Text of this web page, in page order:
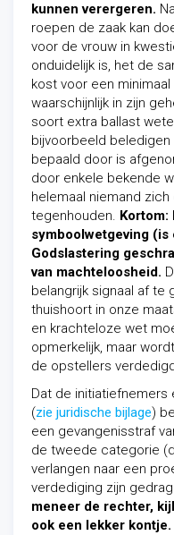
kunnen verergeren.
roepen de zaak kan
voor de vrouw in
onduidelijk is, het de
kost voor een
waarschijnlijk in zijn
soort extra ballast
bijvoorbeeld
bepaald door is
door enkele bekende
helemaal niemand
tegenhouden. Kortom:
symboolwetgeving (is
Godslastering
van machteloosheid.
belangrijk signaal af te
thuishoort in onze
en krachteloze wet
opmerkelijk, maar
de opstellers
Dat de initiatiefnemers
(zie juridische bijlage)
een gevangenisstraf
de tweede categorie
verlangen naar een
verdediging zijn
meneer de rechter,
ook een lekker